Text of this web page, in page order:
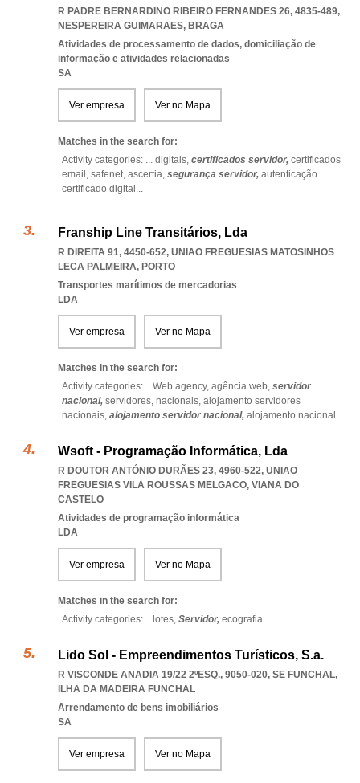
R PADRE BERNARDINO RIBEIRO FERNANDES 26, 4835-489,
NESPEREIRA GUIMARAES, BRAGA
Atividades de processamento de dados, domiciliação de
informação e atividades relacionadas
SA
Ver empresa Ver no Mapa
Matches in the search for:
Activity categories: ... digitais, certificados servidor, certificados
email, safenet, ascertia, segurança servidor, autenticação
certificado digital ...
Franship Line Transitários, Lda
R DIREITA 91, 4450-652, UNIAO FREGUESIAS MATOSINHOS
LECA PALMEIRA, PORTO
Transportes marítimos de mercadorias
LDA
Ver empresa Ver no Mapa
Matches in the search for:
Activity categories: ...Web agency, agência web, servidor
nacional, servidores, nacionais, alojamento servidores
nacionais, alojamento servidor nacional, alojamento nacional ...
Wsoft - Programação Informática, Lda
R DOUTOR ANTÓNIO DURÃES 23, 4960-522, UNIAO
FREGUESIAS VILA ROUSSAS MELGACO, VIANA DO
CASTELO
Atividades de programação informática
LDA
Ver empresa Ver no Mapa
Matches in the search for:
Activity categories: ... lotes, Servidor, ecografia...
Lido Sol - Empreendimentos Turísticos, S.a.
R VISCONDE ANADIA 19/22 2ºESQ., 9050-020, SE FUNCHAL,
ILHA DA MADEIRA FUNCHAL
Arrendamento de bens imobiliários
SA
Ver empresa Ver no Mapa